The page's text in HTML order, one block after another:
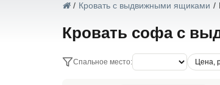
/ Кровать с выдвижными ящиками /
Кровать софа с
Спальное место: Цена,